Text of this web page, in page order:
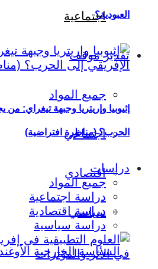
اجتماعية
تقدير موقف
جميع المواد
اجتماعي
اقتصادي
سياسي
العبودية؟
إثيوبيا وإريتريا وجبهة تيغراي:
الحرب؟ (مناظرة افتراضية)
دراسات
جميع المواد
دراسة اجتماعية
دراسة اقتصادية
دراسة سياسية